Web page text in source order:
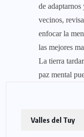
de
vecinos,
enfocar la
las mejores
La tierra
paz mental
Valles del Tuy